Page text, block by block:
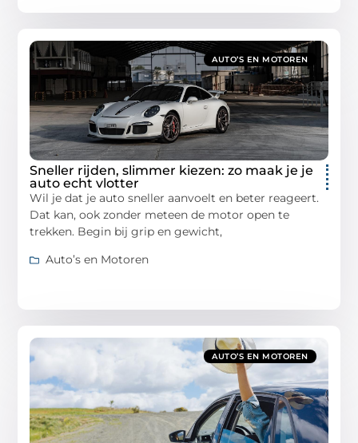
AUTO’S EN MOTOREN
Sneller rijden, slimmer kiezen: zo maak je je
auto echt vlotter
Wil je dat je auto sneller aanvoelt en beter reageert.
Dat kan, ook zonder meteen de motor open te
trekken. Begin bij grip en gewicht,
Auto’s en Motoren
AUTO’S EN MOTOREN